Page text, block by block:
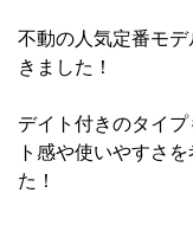
不動の人気定番モ
きました！
デイト付きのタイ
ト感や使いやすさ
た！